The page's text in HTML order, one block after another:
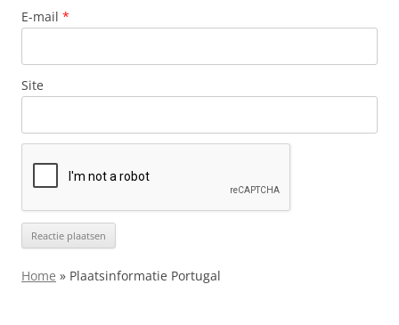
E-mail *
Site
Home » Plaatsinformatie Portugal